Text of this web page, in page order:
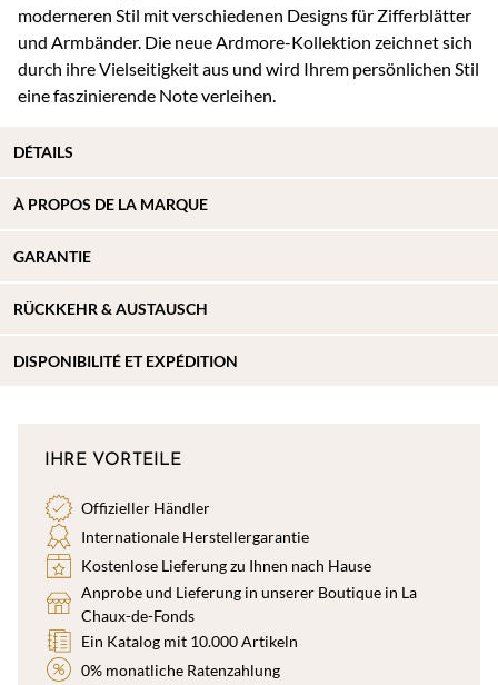
moderneren Stil mit verschiedenen Designs für Zifferblätter
und Armbänder. Die neue Ardmore-Kollektion zeichnet sich
durch ihre Vielseitigkeit aus und wird Ihrem persönlichen Stil
eine faszinierende Note verleihen.
DÉTAILS
À PROPOS DE LA MARQUE
GARANTIE
RÜCKKEHR & AUSTAUSCH
DISPONIBILITÉ ET EXPÉDITION
IHRE VORTEILE
Offizieller Händler
Internationale Herstellergarantie
Kostenlose Lieferung zu Ihnen nach Hause
Anprobe und Lieferung in unserer Boutique in La
Chaux-de-Fonds
Ein Katalog mit 10.000 Artikeln
0% monatliche Ratenzahlung